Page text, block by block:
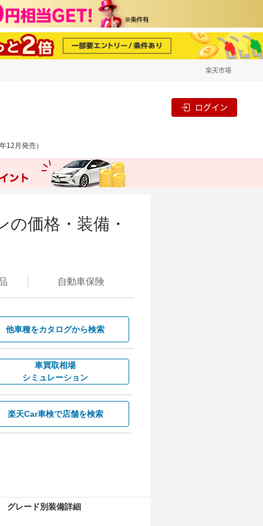
楽天市場
ログイン
12月発売）
価格・装備・
自動車保険
他車種をカタログから検索
車買取相場
シミュレーション
楽天Car車検で店舗を検索
グレード別装備詳細